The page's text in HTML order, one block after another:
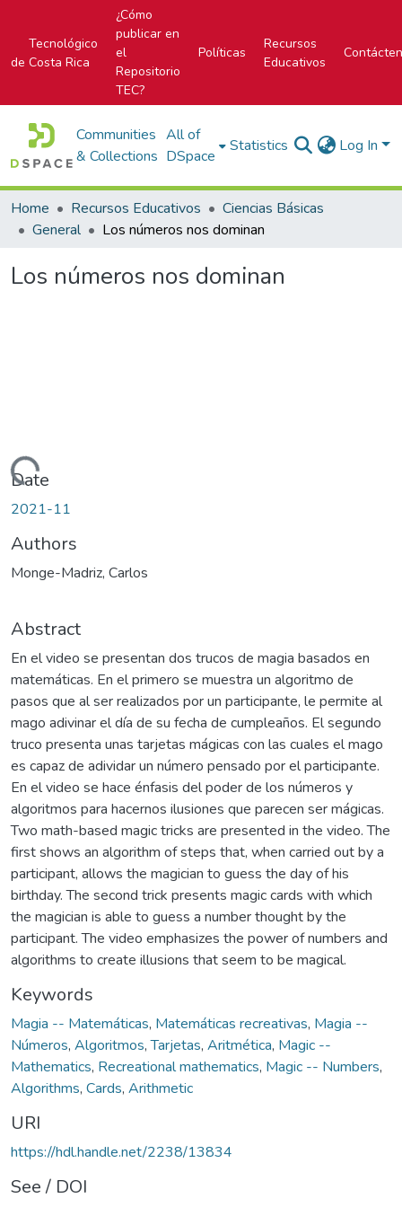
Tecnológico
de Costa Rica
¿Cómo
publicar en
el
Repositorio
TEC?
Políticas
Recursos
Educativos
Communities
& Collections
All of
DSpace
Statistics Log In
Home Recursos Educativos
Ciencias Básicas
General
Los números nos dominan
Los números nos dominan
Loading...
Date
2021-11
Authors
Monge-Madriz, Carlos
Abstract
En el video se presentan dos trucos de magia basados en
matemáticas. En el primero se muestra un algoritmo de
pasos que al ser realizados por un participante, le permite al
mago adivinar el día de su fecha de cumpleaños. El segundo
truco presenta unas tarjetas mágicas con las cuales el mago
es capaz de adividar un número pensado por el participante.
En el video se hace énfasis del poder de los números y
algoritmos para hacernos ilusiones que parecen ser mágicas.
Two math-based magic tricks are presented in the video. The
first shows an algorithm of steps that, when carried out by a
participant, allows the magician to guess the day of his
birthday. The second trick presents magic cards with which
the magician is able to guess a number thought by the
participant. The video emphasizes the power of numbers and
algorithms to create illusions that seem to be magical.
Keywords
Magia -- Matemáticas, Matemáticas recreativas, Magia --
Números, Algoritmos,Tarjetas, Aritmética, Magic --
Mathematics, Recreational mathematics, Magic -- Numbers,
Algorithms, Cards, Arithmetic
URI
https://hdl.handle.net/2238/13834
See / DOI